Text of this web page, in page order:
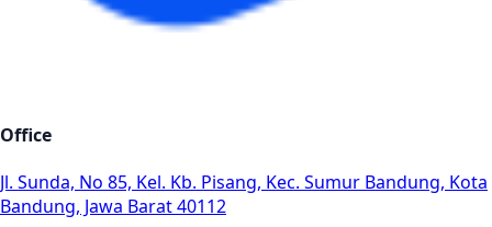
Office
Jl. Sunda, No 85, Kel. Kb. Pisang, Kec. Sumur Bandung, Kota
Bandung, Jawa Barat 40112